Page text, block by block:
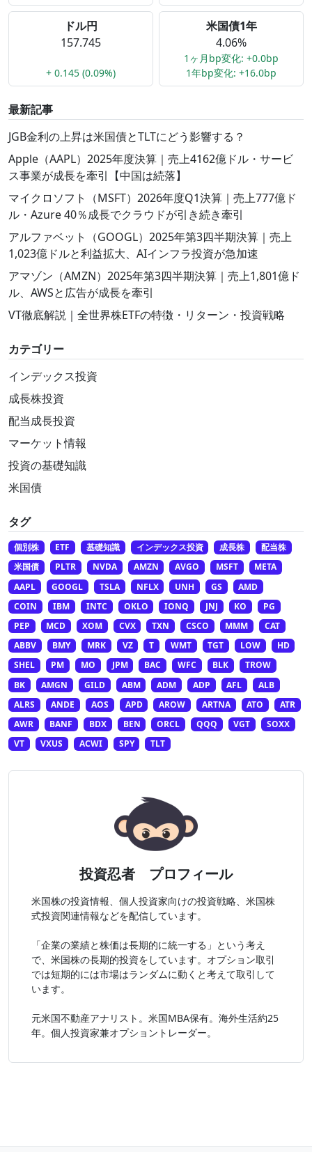
ドル円
157.745
+ 0.145 (0.09%)
米国債1年
4.06%
1ヶ月bp変化: +0.0bp
1年bp変化: +16.0bp
最新記事
JGB金利の上昇は米国債とTLTにどう影響する？
Apple（AAPL）2025年度決算｜売上4162億ドル・サービ
ス事業が成長を牽引【中国は続落】
マイクロソフト（MSFT）2026年度Q1決算｜売上777億ド
ル・Azure 40％成長でクラウドが引き続き牽引
アルファベット（GOOGL）2025年第3四半期決算｜売上
1,023億ドルと利益拡大、AIインフラ投資が急加速
アマゾン（AMZN）2025年第3四半期決算｜売上1,801億ド
ル、AWSと広告が成長を牽引
VT徹底解説｜全世界株ETFの特徴・リターン・投資戦略
カテゴリー
インデックス投資
成長株投資
配当成長投資
マーケット情報
投資の基礎知識
米国債
タグ
個別株 ETF 基礎知識 インデックス投資 成長株
配当株
米国債
PLTR NVDA AMZN AVGO MSFT
META
AAPL
GOOGL TSLA NFLX UNH GS
AMD
COIN
IBM INTC OKLO IONQ JNJ KO
PG
PEP
MCD XOM CVX TXN CSCO MMM
CAT
ABBV
BMY MRK VZ T WMT TGT LOW
HD
SHEL
PM MO JPM BAC WFC BLK
TROW
BK
AMGN GILD ABM ADM ADP AFL
ALB
ALRS
ANDE AOS APD AROW ARTNA ATO
ATR
AWR
BANF BDX BEN ORCL QQQ VGT
SOXX
VT
VXUS ACWI SPY TLT
投資忍者 プロフィール
米国株の投資情報、個人投資家向けの投資戦略、米国株
式投資関連情報などを配信しています。
「企業の業績と株価は長期的に統一する」という考え
で、米国株の長期的投資をしています。オプション取引
では短期的には市場はランダムに動くと考えて取引して
います。
元米国不動産アナリスト。米国MBA保有。海外生活約25
年。個人投資家兼オプショントレーダー。